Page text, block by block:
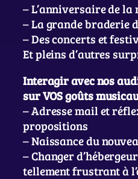
– L’anniversaire de la
– La grande braderie
– Des concerts et
Et pleins d’autres
Interagir avec nos
sur VOS goûts
– Adresse mail et
propositions
– Naissance du
– Changer
tellement frustrant à